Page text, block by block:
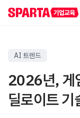
직급별 AI 교육
AI 트렌드
2026년, 게
딜로이트 기